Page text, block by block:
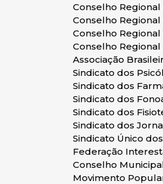
Conselho
Conselho Regional
Conselho
Conselho
Associação
Sindicato dos
Sindicato dos
Sindicato dos
Sindicato dos
Sindicato dos
Sindicato Único
Federação
Conselho
Movimento